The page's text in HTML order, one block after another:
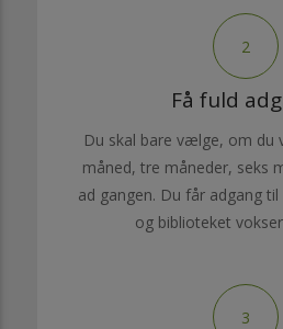
2
Få fuld
Du skal bare vælge, om du
måned, tre måneder, seks
ad gangen. Du får adgang
og biblioteket
3